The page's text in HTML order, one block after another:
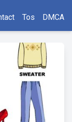
Tos DMCA